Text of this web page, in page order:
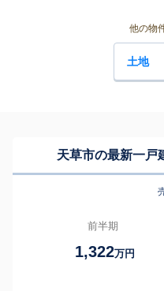
他の物
土地
天草市の最新一戸
前半期
1,322万円